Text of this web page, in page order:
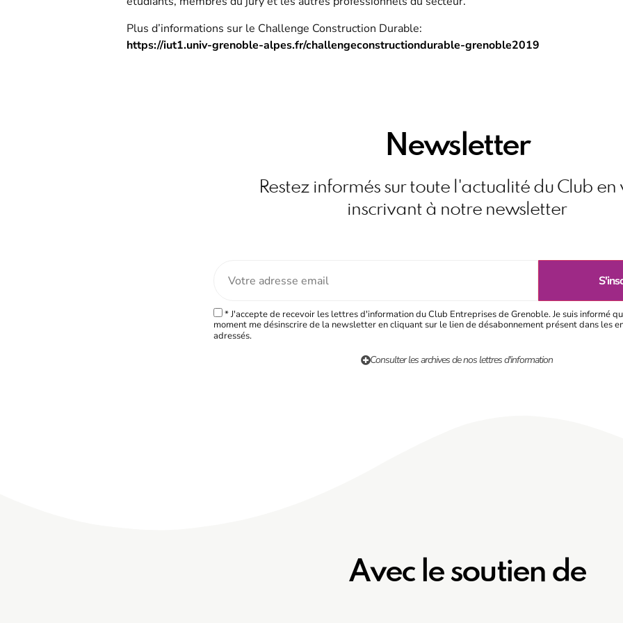
Plus d’informations sur le Challenge Construction Durable:
https://iut1.univ-grenoble-alpes.fr/challengeconstructiondurable-grenoble2019
Newsletter
Restez informés sur toute l'actualité du Club en
inscrivant à notre newsletter
* J'accepte de recevoir les lettres d'information du Club Entreprises de Grenoble. Je suis informé
moment me désinscrire de la newsletter en cliquant sur le lien de désabonnement présent dans les
adressés.
Consulter les archives de nos lettres d'information
Avec le soutien de